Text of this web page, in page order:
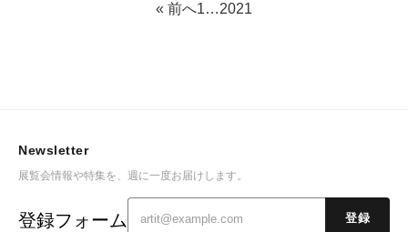
« 前へ1…2021
Newsletter
展覧会情報や特集を、週に一度お届けします。
登録フォーム 登録